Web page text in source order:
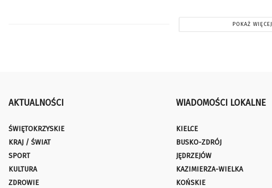
POKAŻ WIĘCEJ
AKTUALNOŚCI
ŚWIĘTOKRZYSKIE
KRAJ / ŚWIAT
SPORT
KULTURA
ZDROWIE
WIADOMOŚCI LOKALNE
KIELCE
BUSKO-ZDRÓJ
JĘDRZEJÓW
KAZIMIERZA-WIELKA
KOŃSKIE